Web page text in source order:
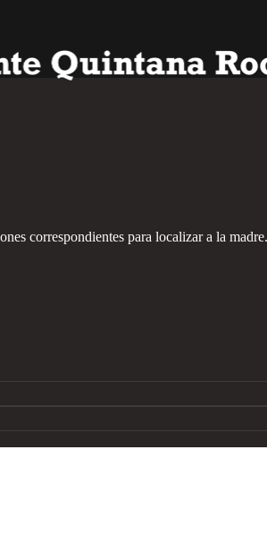
correspondientes para localizar a la madre.